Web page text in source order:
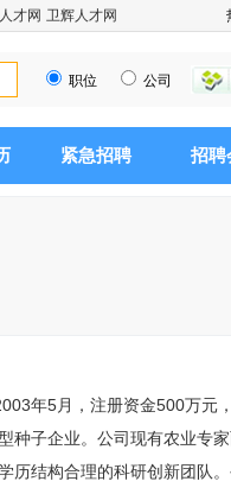
才网 卫辉人才网
职位 公司
紧急招聘 招聘
年5月，注册资金500万元
种子企业。公司现有农业专
历结构合理的科研创新团队